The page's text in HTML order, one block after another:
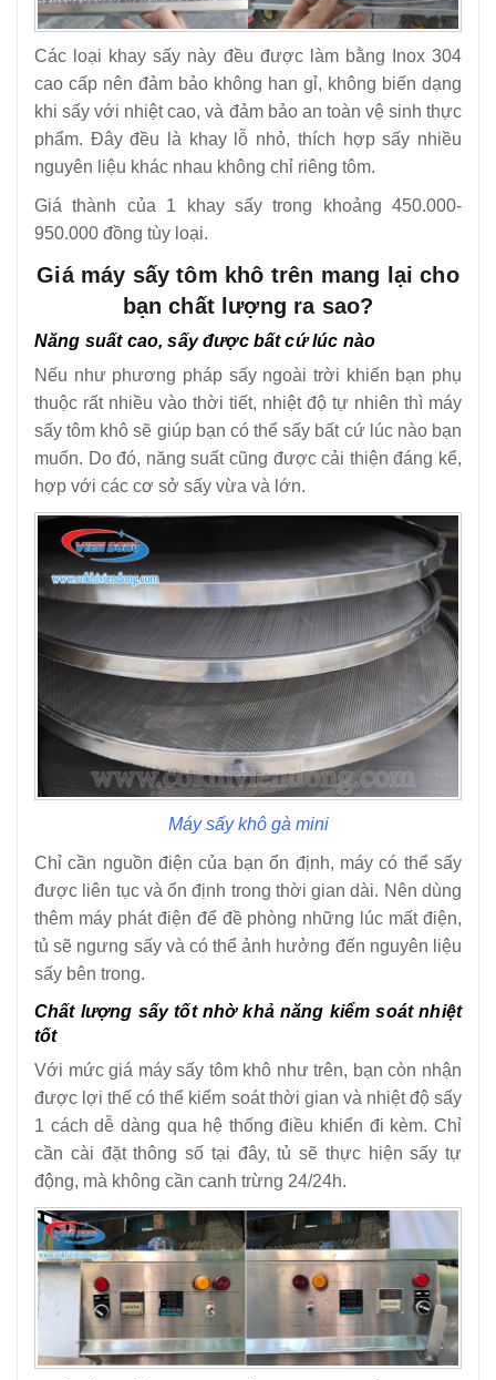
Các loại khay sấy này đều được làm bằng Inox 304
cao cấp nên đảm bảo không han gỉ, không biến dạng
khi sấy với nhiệt cao, và đảm bảo an toàn vệ sinh thực
phẩm. Đây đều là khay lỗ nhỏ, thích hợp sấy nhiều
nguyên liệu khác nhau không chỉ riêng tôm.
Giá thành của 1 khay sấy trong khoảng 450.000-
950.000 đồng tùy loại.
Giá máy sấy tôm khô trên mang lại cho
bạn chất lượng ra sao?
Năng suất cao, sấy được bất cứ lúc nào
Nếu như phương pháp sấy ngoài trời khiến bạn phụ
thuộc rất nhiều vào thời tiết, nhiệt độ tự nhiên thì máy
sấy tôm khô sẽ giúp bạn có thể sấy bất cứ lúc nào bạn
muốn. Do đó, năng suất cũng được cải thiện đáng kể,
hợp với các cơ sở sấy vừa và lớn.
Máy sấy khô gà mini
Chỉ cần nguồn điện của bạn ổn định, máy có thể sấy
được liên tục và ổn định trong thời gian dài. Nên dùng
thêm máy phát điện để đề phòng những lúc mất điện,
tủ sẽ ngưng sấy và có thể ảnh hưởng đến nguyên liệu
sấy bên trong.
Chất lượng sấy tốt nhờ khả năng kiểm soát nhiệt
tốt
Với mức giá máy sấy tôm khô như trên, bạn còn nhận
được lợi thế có thể kiểm soát thời gian và nhiệt độ sấy
1 cách dễ dàng qua hệ thống điều khiển đi kèm. Chỉ
cần cài đặt thông số tại đây, tủ sẽ thực hiện sấy tự
động, mà không cần canh trừng 24/24h.